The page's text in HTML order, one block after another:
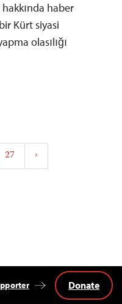
haber
Kürt siyasi
olasılığı
27 ›
Donate